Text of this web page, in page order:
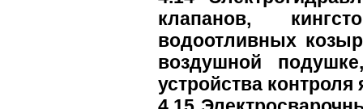
клапанов,
водоотливных
воздушной
устройства